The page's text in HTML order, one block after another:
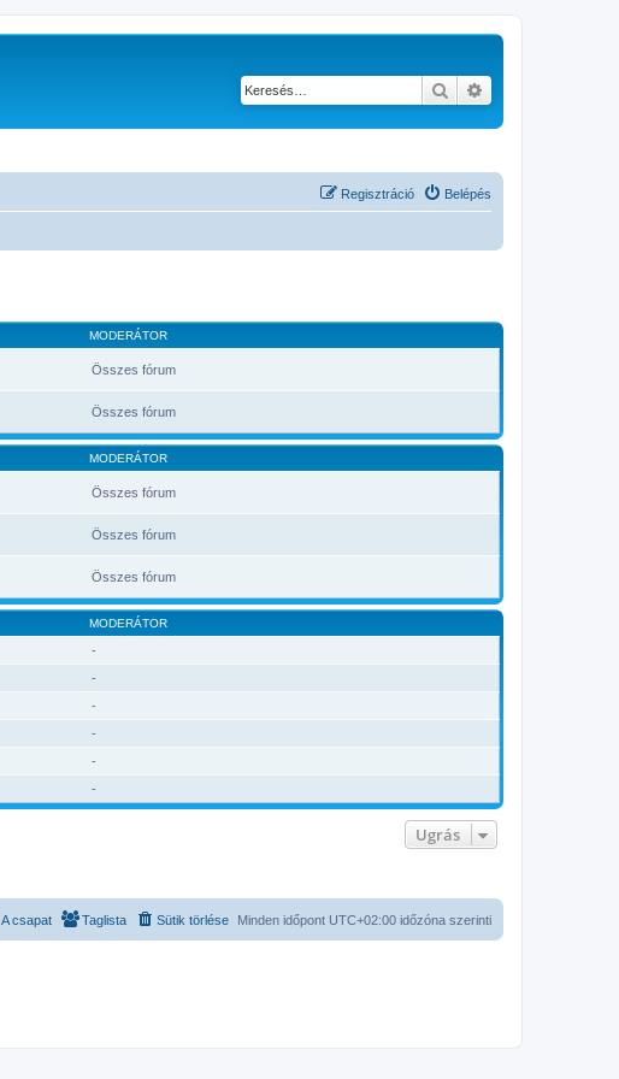
Keresés
Belépés
Regisztráció
MODERÁTOR
Összes fórum
Összes fórum
MODERÁTOR
Összes fórum
Összes fórum
Összes fórum
MODERÁTOR
-
-
-
-
-
-
Ugrás
Minden időpont UTC+02:00 időzóna szerinti
Sütik törlése
Taglista
A csapat